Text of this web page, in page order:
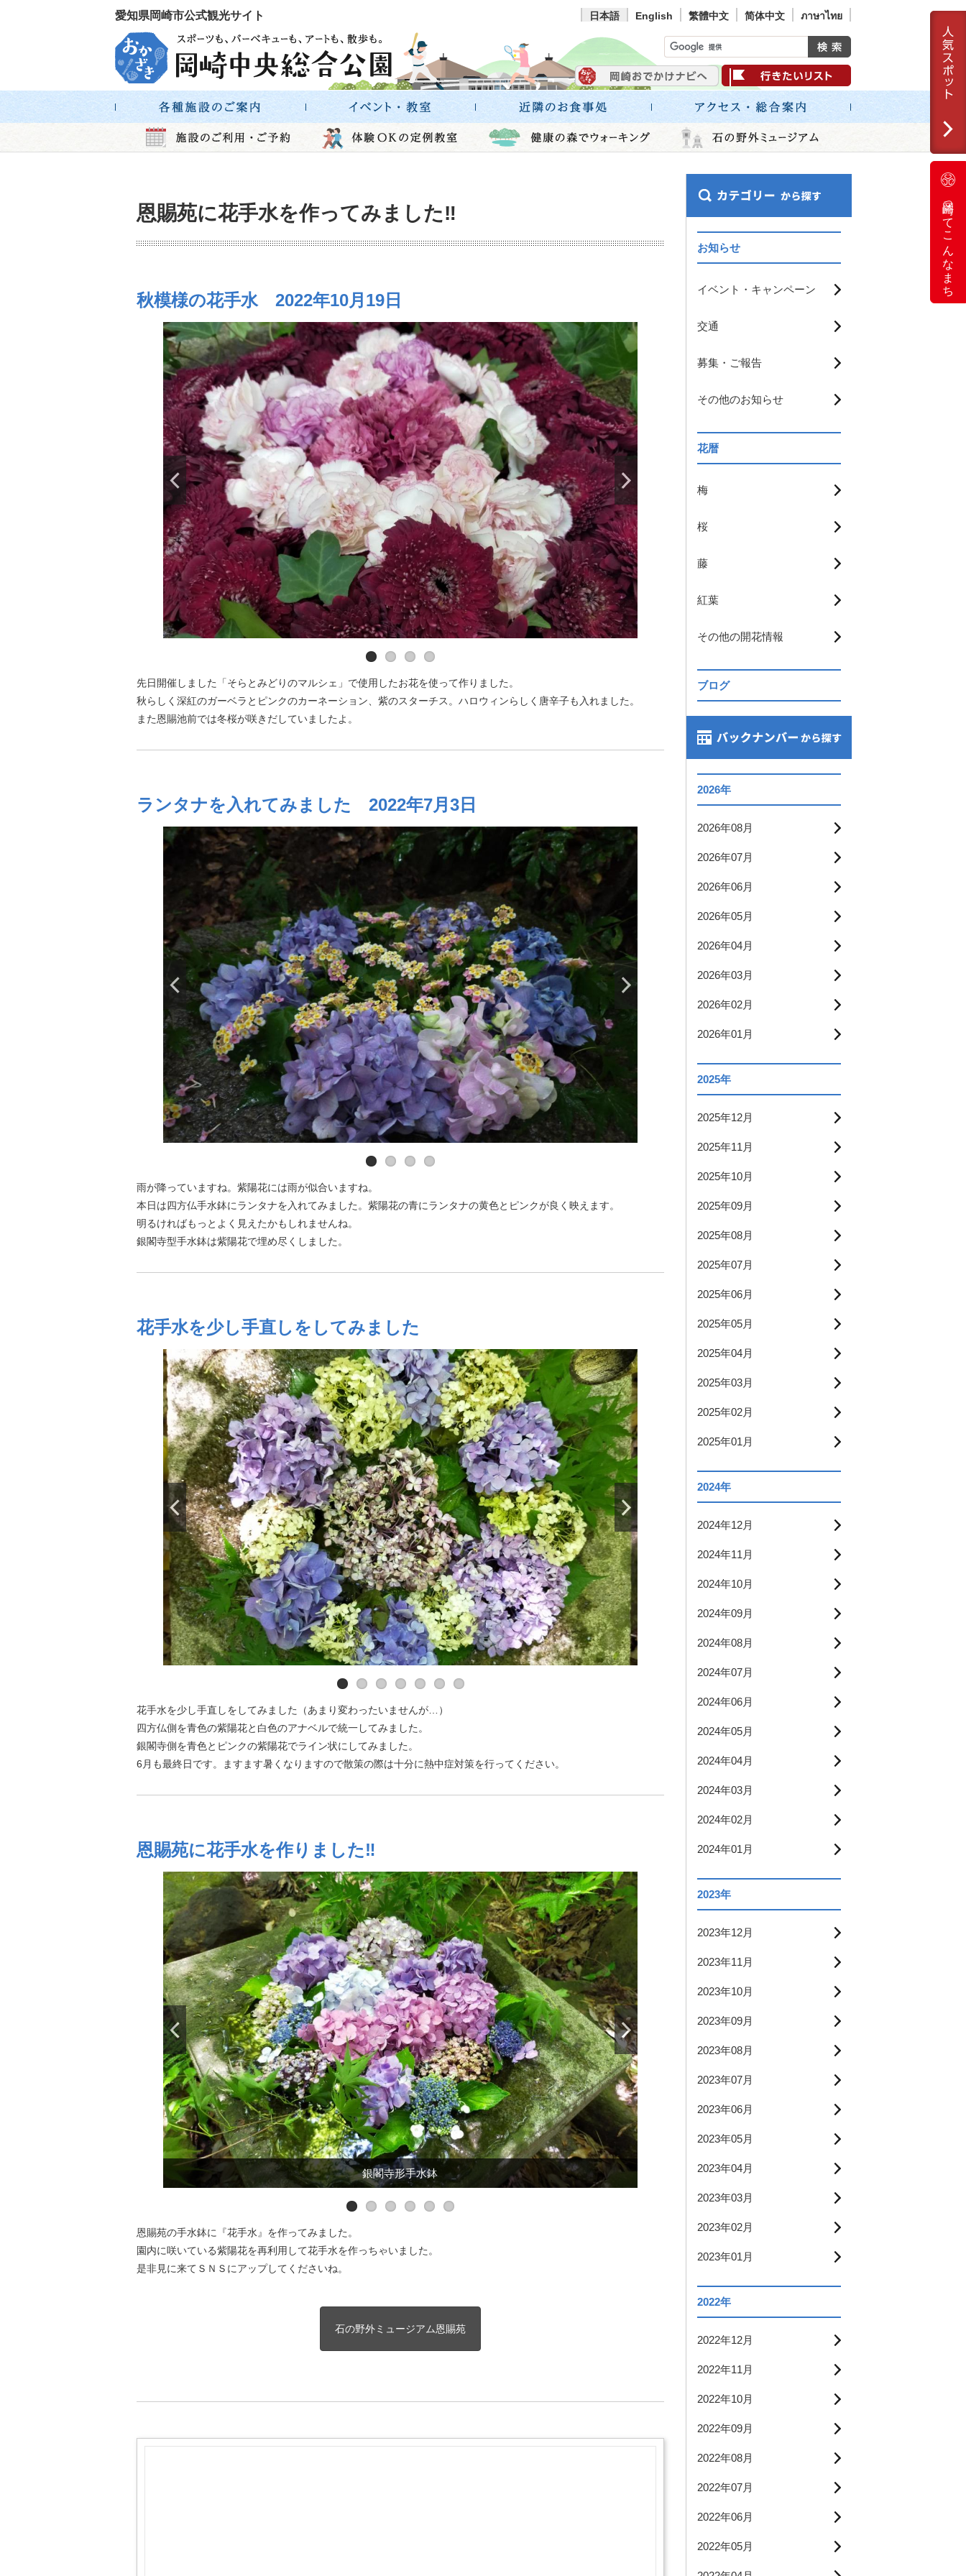
愛知県岡崎市公式観光サイト 日本語 English 繁體中文 简体中文 ภาษาไทย
岡崎ってこんなまち
恩賜苑に花手水を作ってみました‼
秋模様の花手水 2022年10月19日
先日開催しました「そらとみどりのマルシェ」で使用したお花を使って作りました。
秋らしく深紅のガーベラとピンクのカーネーション、紫のスターチス。ハロウィンらしく唐辛子も入れました。
また恩賜池前では冬桜が咲きだしていましたよ。
ランタナを入れてみました 2022年7月3日
雨が降っていますね。紫陽花には雨が似合いますね。
本日は四方仏手水鉢にランタナを入れてみました。紫陽花の青にランタナの黄色とピンクが良く映えます。
明るければもっとよく見えたかもしれませんね。
銀閣寺型手水鉢は紫陽花で埋め尽くしました。
花手水を少し手直しをしてみました
花手水を少し手直しをしてみました（あまり変わったいませんが…）
四方仏側を青色の紫陽花と白色のアナベルで統一してみました。
銀閣寺側を青色とピンクの紫陽花でライン状にしてみました。
6月も最終日です。ますます暑くなりますので散策の際は十分に熱中症対策を行ってください。
恩賜苑に花手水を作りました‼
銀閣寺形手水鉢
四方仏手水鉢
銀閣寺形手水鉢
銀閣寺形手水鉢
四方仏手水鉢
銀閣寺形手水鉢
恩賜苑の手水鉢に『花手水』を作ってみました。
園内に咲いている紫陽花を再利用して花手水を作っちゃいました。
是非見に来てＳＮＳにアップしてくださいね。
石の野外ミュージアム恩賜苑
お知らせ
イベント・キャンペーン
交通
募集・ご報告
その他のお知らせ
花暦
梅
桜
藤
紅葉
その他の開花情報
ブログ
2026年
2026年08月
2026年07月
2026年06月
2026年05月
2026年04月
2026年03月
2026年02月
2026年01月
2025年
2025年12月
2025年11月
2025年10月
2025年09月
2025年08月
2025年07月
2025年06月
2025年05月
2025年04月
2025年03月
2025年02月
2025年01月
2024年
2024年12月
2024年11月
2024年10月
2024年09月
2024年08月
2024年07月
2024年06月
2024年05月
2024年04月
2024年03月
2024年02月
2024年01月
2023年
2023年12月
2023年11月
2023年10月
2023年09月
2023年08月
2023年07月
2023年06月
2023年05月
2023年04月
2023年03月
2023年02月
2023年01月
2022年
2022年12月
2022年11月
2022年10月
2022年09月
2022年08月
2022年07月
2022年06月
2022年05月